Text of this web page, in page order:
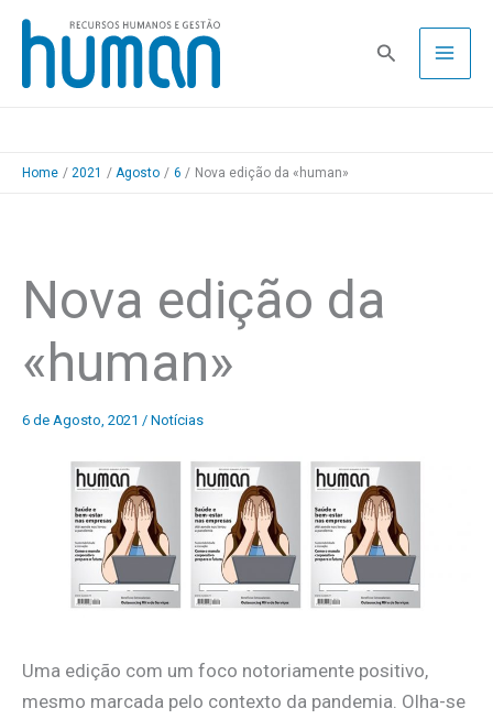
Skip
content
Pesquisa
Home 2021 Agosto 6 Nova edição da «human»
Nova edição da
«human»
6 de Agosto, 2021 / Notícias
Uma edição com um foco notoriamente positivo,
mesmo marcada pelo contexto da pandemia. Olha-se